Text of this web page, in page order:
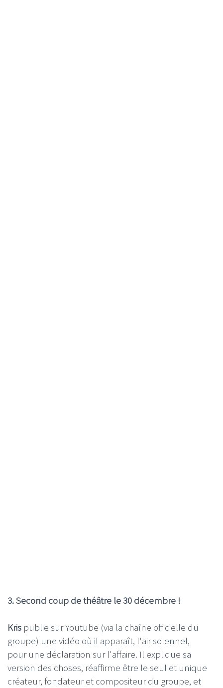
3. Second coup de théâtre le 30 décembre !
Kris publie sur Youtube (via la chaîne officielle du
groupe) une vidéo où il apparaît, l'air solennel,
pour une déclaration sur l'affaire. Il explique sa
version des choses, réaffirme être le seul et unique
créateur, fondateur et compositeur du groupe, et